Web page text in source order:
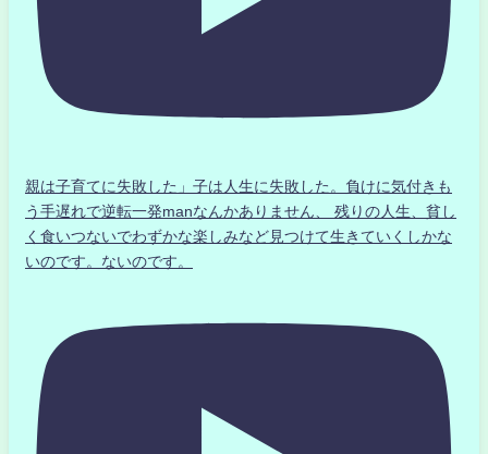
親は子育てに失敗した」子は人生に失敗した。負けに気付きも
う手遅れで逆転一発manなんかありません、 残りの人生、貧し
く食いつないでわずかな楽しみなど見つけて生きていくしかな
いのです。ないのです。